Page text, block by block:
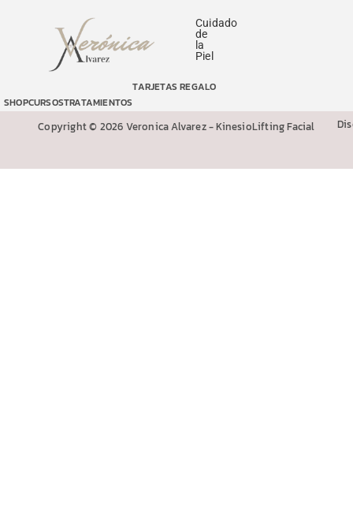
Cuidado
de
la
Piel
SHOPCURSOSTRATAMIENTOS
TARJETAS REGALO
Copyright © 2026 Veronica Alvarez - KinesioLifting Facial